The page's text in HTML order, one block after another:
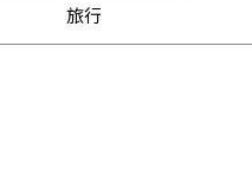
旅行